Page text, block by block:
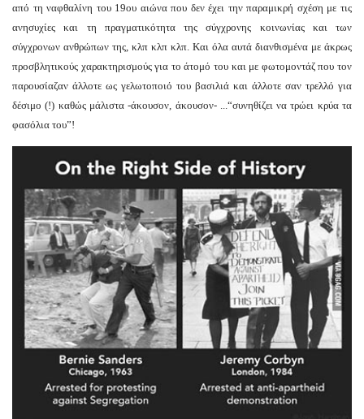
από τη ναφθαλίνη του 19ου αιώνα που δεν έχει την παραμικρή σχέση με τις
ανησυχίες και τη πραγματικότητα της σύγχρονης κοινωνίας και των
σύγχρονων ανθρώπων της, κλπ κλπ κλπ. Και όλα αυτά διανθισμένα με άκρως
προσβλητικούς χαρακτηρισμούς για το άτομό του και με φωτομοντάζ που τον
παρουσίαζαν άλλοτε ως γελωτοποιό του βασιλιά και άλλοτε σαν τρελλό για
δέσιμο (!) καθώς μάλιστα -άκουσον, άκουσον- ...“συνηθίζει να τρώει κρύα τα
φασόλια του”!